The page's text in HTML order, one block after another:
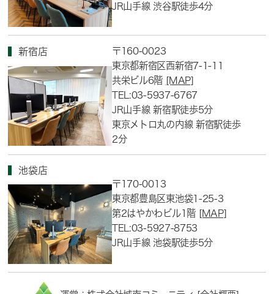
JR山手線 渋谷駅徒歩4分
新宿店
〒160-0023
東京都新宿区西新宿7-1-11
共栄ビル6階 [MAP]
TEL:03-5937-6767
JR山手線 新宿駅徒歩5分
東京メトロ丸の内線 新宿駅徒歩
2分
池袋店
〒170-0013
東京都豊島区東池袋1-25-3
第2はやかわビル1階 [MAP]
TEL:03-5927-8753
JR山手線 池袋駅徒歩5分